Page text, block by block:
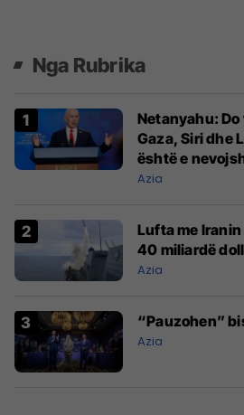
Nga Rubrika
Netanyahu:
Gaza, Siri dhe
është e
Azia
Lufta me
40 miliardë
Azia
“Pauzohen”
Azia